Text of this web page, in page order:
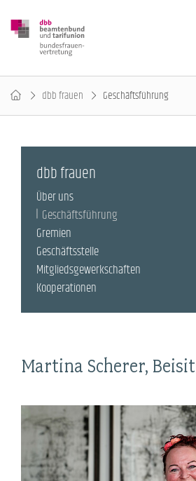
dbb frauen Geschäftsführung
Martina Scherer,
dbb frauen
Über uns
Geschäftsführung
Gremien
Geschäftsstelle
Mitgliedsgewerkschaften
Kooperationen